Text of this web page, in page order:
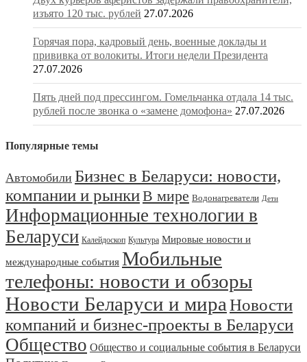
изъято 120 тыс. рублей 27.07.2026
Горячая пора, кадровый день, военные доклады и
прививка от волокиты. Итоги недели Президента
27.07.2026
Пять дней под прессингом. Гомельчанка отдала 14 тыс.
рублей после звонка о «замене домофона» 27.07.2026
Популярные темы
Автомобили Бизнес в Беларуси: новости,
компании и рынкиВ мире Водонагреватели Дети
Информационные технологии в
Беларуси Калейдоскоп Культура Мировые новости и
международные события Мобильные
телефоны: новости и обзоры
Новости Беларуси и мираНовости
компаний и бизнес-проекты в Беларуси
Общество Общество и социальные события в Беларуси